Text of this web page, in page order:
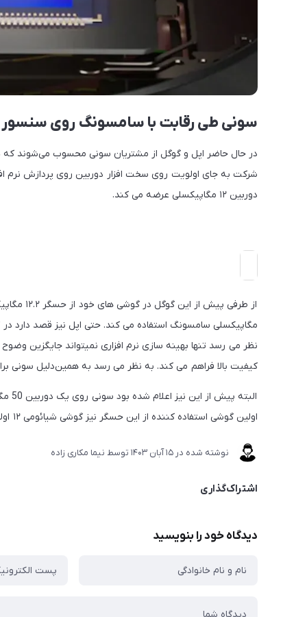
سونی طی رقابت با سامسونگ روی سنسور ۱۰۰ مگاپیکسلی کار میکند
در حال حاضر اپل و گوگل از مشتریان سونی محسوب می‌شوند که
شرکت به جای اولویت روی سخت افزار دوربین روی پردازش نرم
دوربین ۱۲ مگاپیکسلی عرضه می کند.
نظر می رسد تنها بهینه سازی نرم افزاری نمیتواند جایگزین
کیفیت بالا فراهم می کند. به نظر می رسد به همین‌دلیل سونی برای ادامه رقابت
اولین گوشی استفاده کننده از این حسگر نیز گوشی شیائومی ۱۲ اولترا باشد.
نوشته شده در 15 آبان 1403 توسط نیما مکاری زاده
اشتراک‌گذاری
دیدگاه خود را بنویسید